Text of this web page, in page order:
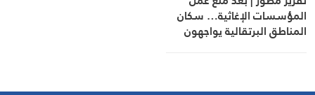
المؤسسات الإغاثية… سكان
المناطق البرتقالية يواجهون